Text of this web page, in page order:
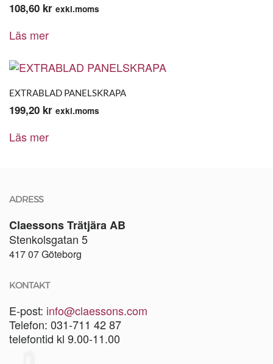
108,60 kr exkl.moms
Läs mer
EXTRABLAD PANELSKRAPA
199,20 kr exkl.moms
Läs mer
ADRESS
Claessons Trätjära AB
Stenkolsgatan 5
417 07 Göteborg
KONTAKT
E-post: info@claessons.com
Telefon: 031-711 42 87
telefontid kl 9.00-11.00